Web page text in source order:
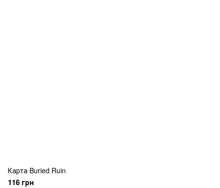
Карта Buried Ruin
116 грн